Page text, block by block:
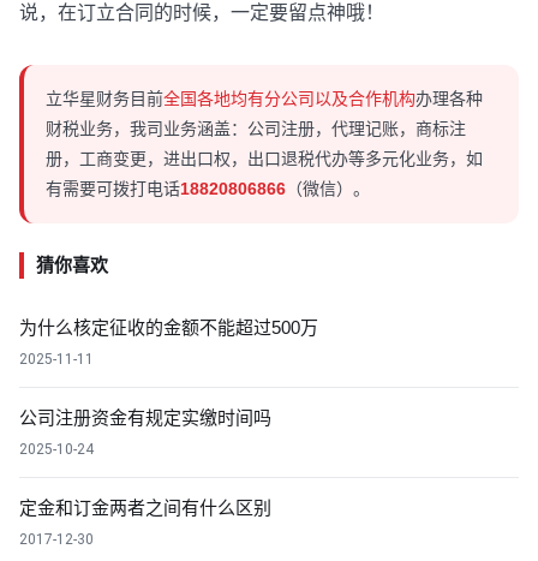
说，在订立合同的时候，一定要留点神哦！
立华星财务目前全国各地均有分公司以及合作机构办理各种
财税业务，我司业务涵盖：公司注册，代理记账，商标注
册，工商变更，进出口权，出口退税代办等多元化业务，如
有需要可拨打电话18820806866 （微信）。
猜你喜欢
为什么核定征收的金额不能超过500万
2025-11-11
公司注册资金有规定实缴时间吗
2025-10-24
定金和订金两者之间有什么区别
2017-12-30